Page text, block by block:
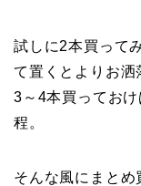
試しに2本買って
て置くとよりお洒
3～4本買ってお
程。
そんな風にまとめ